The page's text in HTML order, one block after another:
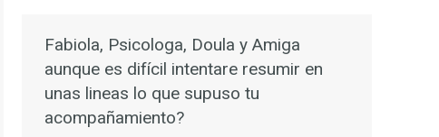
Fabiola, Psicologa, Doula y Amiga
aunque es difícil intentare resumir en
unas lineas lo que supuso tu
acompañamiento?